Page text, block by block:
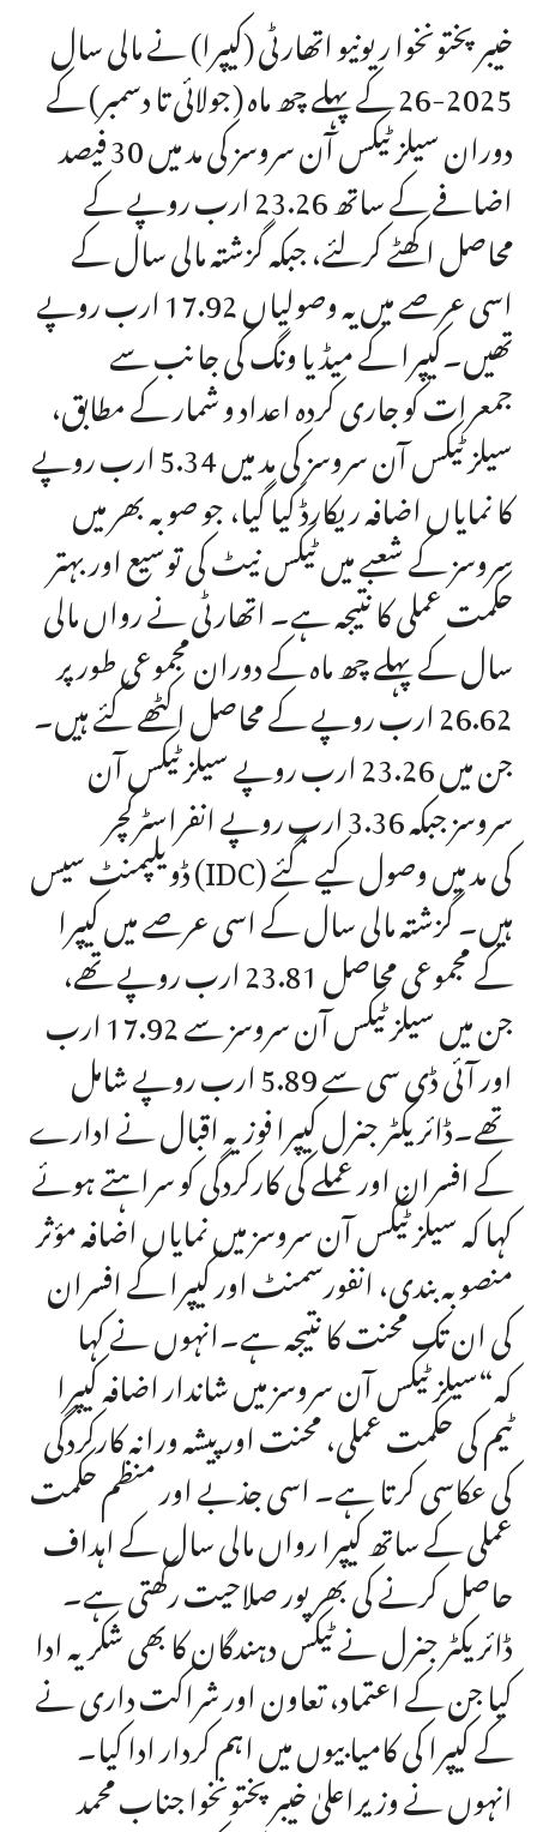
خیبر پختونخوا ریونیو اتھارٹی (کیپرا) نے مالی سال
2025-26 کے پہلے چھ ماہ (جولائی تا دسمبر) کے
دوران سیلز ٹیکس آن سروسز کی مد میں 30 فیصد
اضافے کے ساتھ 23.26 ارب روپے کے
محاصل اکھٹے کرلئے، جبکہ گزشتہ مالی سال کے
اسی عرصے میں یہ وصولیاں 17.92 ارب روپے
تھیں۔کیپرا کے میڈیا ونگ کی جانب سے
جمعرات کو جاری کردہ اعداد و شمار کے مطابق،
سیلز ٹیکس آن سروسز کی مد میں 5.34 ارب روپے
کا نمایاں اضافہ ریکارڈ کیا گیا، جو صوبہ بھر میں
سروسز کے شعبے میں ٹیکس نیٹ کی توسیع اور بہتر
حکمت عملی کا نتیجہ ہے۔ اتھارٹی نے رواں مالی
سال کے پہلے چھ ماہ کے دوران مجموعی طور پر
26.62 ارب روپے کے محاصل اکٹھے کئے ہیں۔
جن میں 23.26 ارب روپے سیلز ٹیکس آن
سروسز جبکہ 3.36 ارب روپے انفراسٹرکچر
ڈویلپمنٹ سیس (IDC) کی مد میں وصول کیے گئے
ہیں۔ گزشتہ مالی سال کے اسی عرصے میں کیپرا
کے مجموعی محاصل 23.81 ارب روپے تھے،
جن میں سیلز ٹیکس آن سروسز سے 17.92 ارب
اور آئی ڈی سی سے 5.89 ارب روپے شامل
تھے۔ڈائریکٹر جنرل کیپرا فوزیہ اقبال نے ادارے
کے افسران اور عملے کی کارکردگی کو سراہتے ہوئے
کہا کہ سیلز ٹیکس آن سروسز میں نمایاں اضافہ مؤثر
منصوبہ بندی، انفورسمنٹ اور کیپرا کے افسران
کی ان تک محنت کا نتیجہ ہے۔انہوں نے کہا
کہ“سیلز ٹیکس آن سروسز میں شاندار اضافہ کیپرا
ٹیم کی حکمت عملی، محنت اور پیشہ ورانہ کارکردگی
کی عکاسی کرتا ہے۔ اسی جذبے اور منظم حکمت
عملی کے ساتھ کیپرا رواں مالی سال کے اہداف
حاصل کرنے کی بھرپور صلاحیت رکھتی ہے۔
ڈائریکٹر جنرل نے ٹیکس دہندگان کا بھی شکریہ ادا
کیا جن کے اعتماد، تعاون اور شراکت داری نے
کے کیپرا کی کامیابیوں میں اہم کردار ادا کیا۔
انہوں نے وزیراعلیٰ خیبر پختونخوا جناب محمد